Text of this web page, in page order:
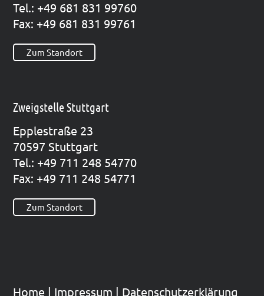
Tel.: +49 681 831 99760
Fax: +49 681 831 99761
Zum Standort
Zweigstelle Stuttgart
Epp­le­straße 23
70597 Stutt­gart
Tel.: +49 711 248 54770
Fax: +49 711 248 54771
Zum Standort
Home Impres­sum Datenschutzerklärung